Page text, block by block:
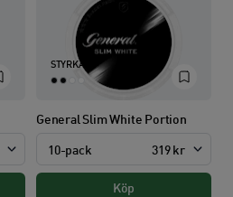
STYRKA:
General Slim White Portion
10-pack 319 kr
Köp